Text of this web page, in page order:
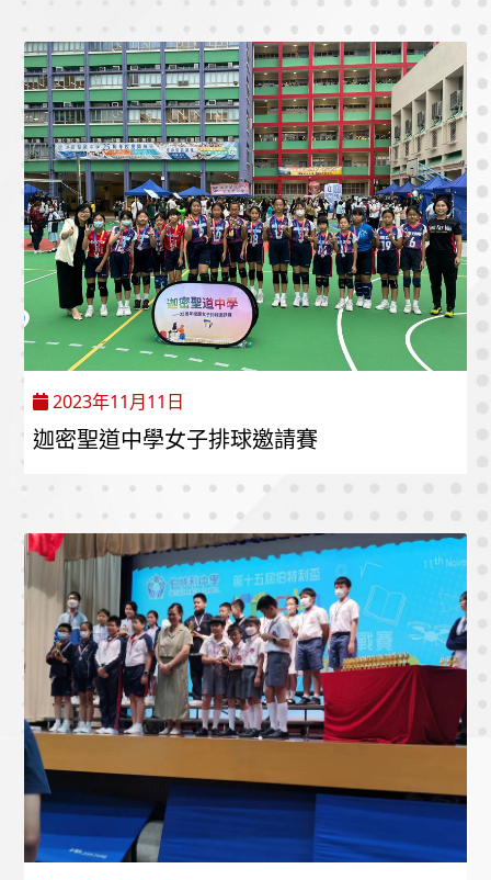
2023年11月11日
迦密聖道中學女子排球邀請賽